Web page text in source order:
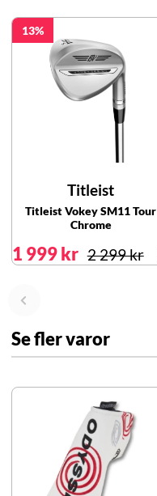
13
Titleist
Titleist Vokey SM11 Tour
Chrome
1 999 kr 2 299 kr
Se fler varor